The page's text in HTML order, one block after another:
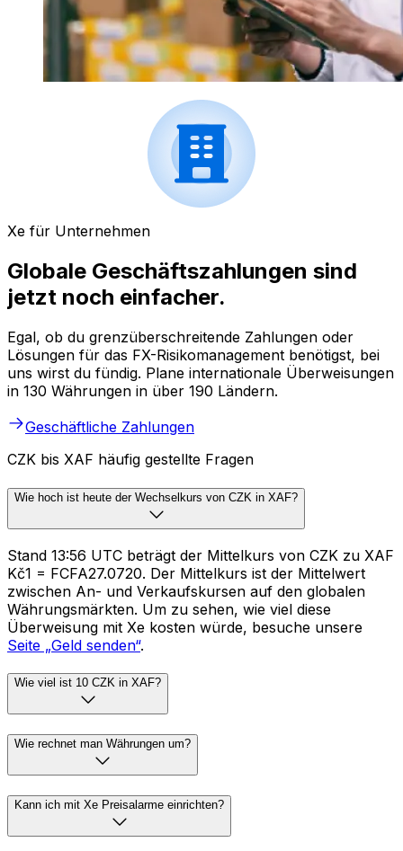
Xe für Unternehmen
Globale Geschäftszahlungen sind
jetzt noch einfacher.
Egal, ob du grenzüberschreitende Zahlungen oder
Lösungen für das FX-Risikomanagement benötigst, bei
uns wirst du fündig. Plane internationale Überweisungen
in 130 Währungen in über 190 Ländern.
Geschäftliche Zahlungen
CZK bis XAF häufig gestellte Fragen
Wie hoch ist heute der Wechselkurs von CZK in XAF?
Stand 13:56 UTC beträgt der Mittelkurs von CZK zu XAF
Kč1 = FCFA27.0720. Der Mittelkurs ist der Mittelwert
zwischen An- und Verkaufskursen auf den globalen
Währungsmärkten. Um zu sehen, wie viel diese
Überweisung mit Xe kosten würde, besuche unsere
Seite „Geld senden“.
Wie viel ist 10 CZK in XAF?
Wie rechnet man Währungen um?
Kann ich mit Xe Preisalarme einrichten?